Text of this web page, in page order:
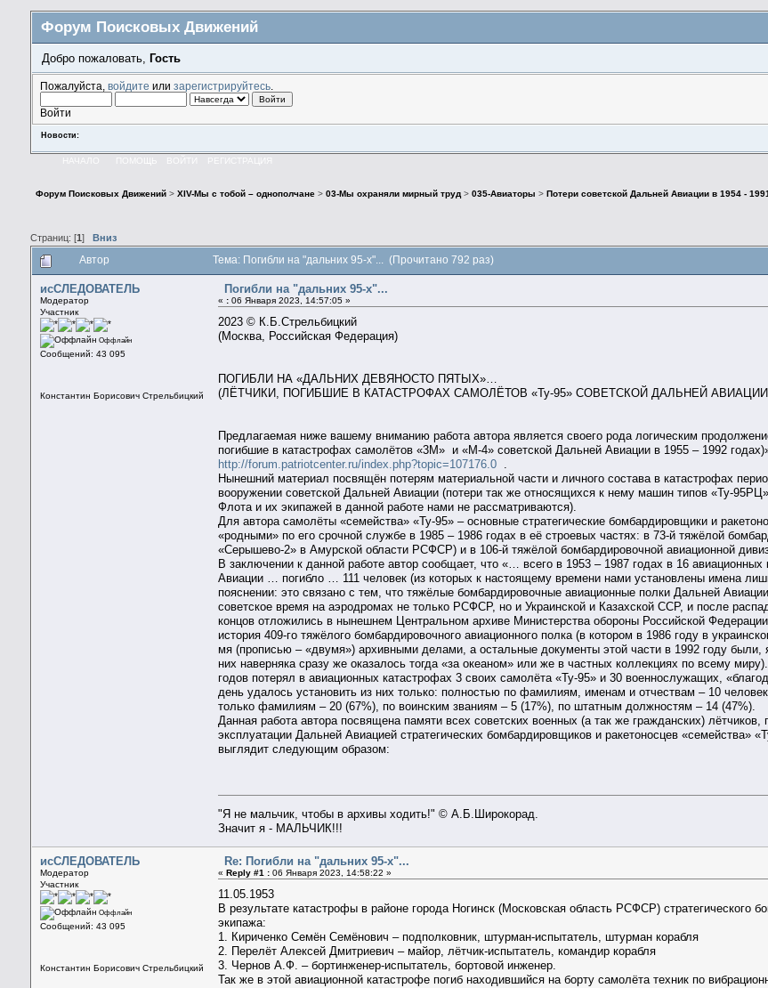
Форум Поисковых Движений
Добро пожаловать, Гость
Пожалуйста, войдите или зарегистрируйтесь.
Войти
Новости:
НАЧАЛО ПОМОЩЬ ВОЙТИ РЕГИСТРАЦИЯ
Форум Поисковых Движений >XIV-Мы с тобой – однополчане >03-Мы охраняли мирный труд>035-Авиаторы > Потери советской Дальней Авиации в 1954 -
Страниц: [1 ] Вниз
Автор Тема: Погибли на "дальних 95-х"... (Прочитано 792 раз)
исСЛЕДОВАТЕЛЬ
Модератор
Участник
Оффлайн
Сообщений: 43 095
Константин Борисович Стрельбицкий
Погибли на "дальних 95-х"...
« : 06 Января 2023, 14:57:05 »
2023 © К.Б.Стрельбицкий
(Москва, Российская Федерация)
ПОГИБЛИ НА «ДАЛЬНИХ ДЕВЯНОСТО ПЯТЫХ»…
(ЛЁТЧИКИ, ПОГИБШИЕ В КАТАСТРОФАХ САМОЛЁТОВ «Ту-95» СОВЕТСКОЙ ДАЛЬНЕЙ АВИАЦИИ
Предлагаемая ниже вашему вниманию работа автора является своего рода логическим
погибшие в катастрофах самолётов «3М» и «М-4» советской Дальней Авиации в 1955 – 1992
http://forum.patriotcenter.ru/index.php?topic=107176.0
Нынешний материал посвящён потерям материальной части и личного состава в катастрофах
вооружении советской Дальней Авиации (потери так же относящихся к нему машин типов «Ту-
Флота и их экипажей в данной работе нами не рассматриваются).
Для автора самолёты «семейства» «Ту-95» – основные стратегические бомбардировщики и
«родными» по его срочной службе в 1985 – 1986 годах в её строевых частях: в 73-й тяжёлой
«Серышево-2» в Амурской области РСФСР) и в 106-й тяжёлой бомбардировочной авиационной
В заключении к данной работе автор сообщает, что «… всего в 1953 – 1987 годах в 16
Авиации … погибло … 111 человек (из которых к настоящему времени нами установлены имена
пояснении: это связано с тем, что тяжёлые бомбардировочные авиационные полки Дальней
советское время на аэродромах не только РСФСР, но и Украинской и Казахской ССР, и после
концов отложились в нынешнем Центральном архиве Министерства обороны Российской
история 409-го тяжёлого бомбардировочного авиационного полка (в котором в 1986 году в
мя (прописью – «двумя») архивными делами, а остальные документы этой части в 1992 году
них наверняка сразу же оказалось тогда «за океаном» или же в частных коллекциях по всему
годов потерял в авиационных катастрофах 3 своих самолёта «Ту-95» и 30 военнослужащих,
день удалось установить из них только: полностью по фамилиям, именам и отчествам – 10
только фамилиям – 20 (67%), по воинским званиям – 5 (17%), по штатным должностям – 14 (47%).
Данная работа автора посвящена памяти всех советских военных (а так же гражданских)
эксплуатации Дальней Авиацией стратегических бомбардировщиков и ракетоносцев «семейства»
выглядит следующим образом:
"Я не мальчик, чтобы в архивы ходить!" © А.Б.Широкорад.
Значит я - МАЛЬЧИК!!!
исСЛЕДОВАТЕЛЬ
Модератор
Участник
Оффлайн
Сообщений: 43 095
Константин Борисович Стрельбицкий
Re: Погибли на "дальних 95-х"...
«Reply #1 : 06 Января 2023, 14:58:22 »
11.05.1953
В результате катастрофы в районе города Ногинск (Московская область РСФСР) стратегического
экипажа:
1. Кириченко Семён Семёнович – подполковник, штурман-испытатель, штурман корабля
2. Перелёт Алексей Дмитриевич – майор, лётчик-испытатель, командир корабля
3. Чернов А.Ф. – бортинженер-испытатель, бортовой инженер.
Так же в этой авиационной катастрофе погиб находившийся на борту самолёта техник по